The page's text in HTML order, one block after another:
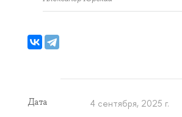
Дата 4 сентября, 2025 г.